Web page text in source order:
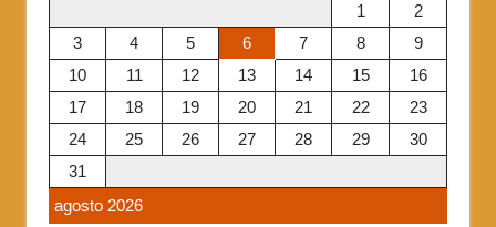
agosto 2026
1
2
3
4 5 6 7 8
9
10
11 12 13 14 15
16
17
18 19 20 21 22
23
24
25 26 27 28 29
30
31